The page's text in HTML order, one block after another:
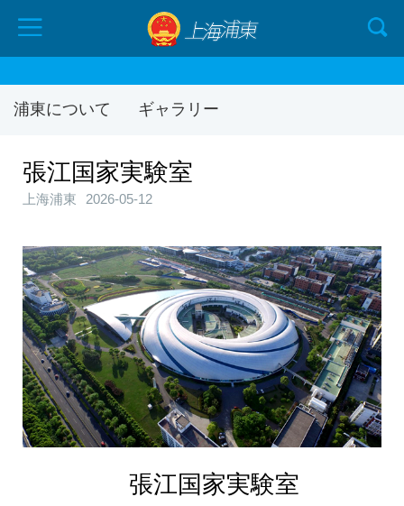
浦東について ギャラリー
張江国家実験室
上海浦東 2026-05-12
張江国家実験室